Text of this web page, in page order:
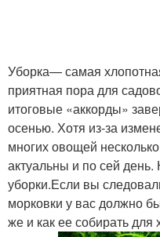
Уборка— самая
приятная пора для
итоговые «аккорды»
осенью. Хотя из-за
многих овощей
актуальны и по сей
уборки.Если вы
морковки у вас должно
же и как ее собирать для